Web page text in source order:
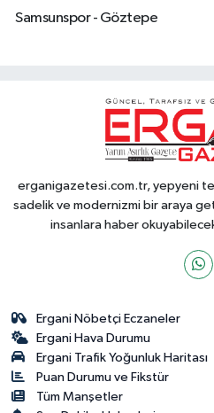
Samsunspor - Göztepe
erganigazetesi.com.tr, yepyeni
sadelik ve modernizmi bir araya
insanlara haber
Ergani Nöbetçi Eczaneler
Ergani Hava Durumu
Ergani Trafik Yoğunluk Haritası
Puan Durumu ve Fikstür
Tüm Manşetler